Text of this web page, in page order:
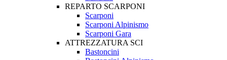
REPARTO SCARPONI
Scarponi
Scarponi Alpinismo
Scarponi Gara
ATTREZZATURA SCI
Bastoncini